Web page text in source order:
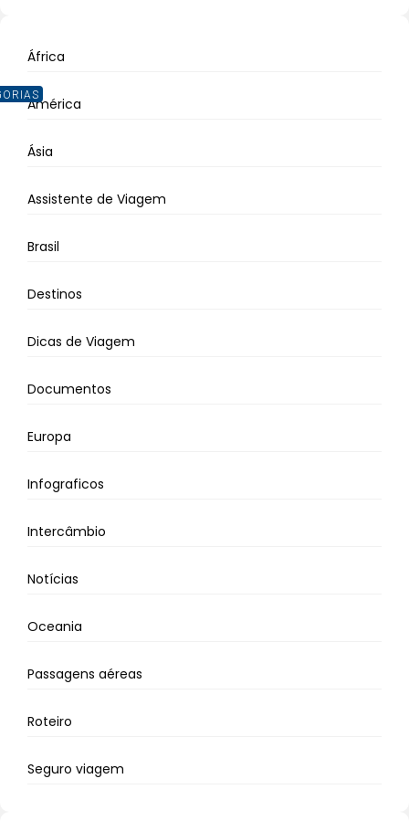
África
América
Ásia
Assistente de Viagem
Brasil
Destinos
Dicas de Viagem
Documentos
Europa
Infograficos
Intercâmbio
Notícias
Oceania
Passagens aéreas
Roteiro
Seguro viagem